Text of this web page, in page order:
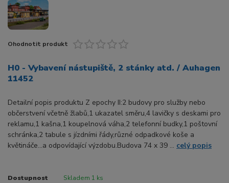
Ohodnotit produkt
H0 - Vybavení nástupiště, 2 stánky atd. / Auhagen
11452
Detailní popis produktu Z epochy II:2 budovy pro služby nebo
občerstvení včetně žlabů,1 ukazatel směru,4 lavičky s deskami pro
reklamu,1 kašna,1 koupelnová váha,2 telefonní budky,1 poštovní
schránka,2 tabule s jízdními řády,různé odpadkové koše a
květináče...a odpovídající výzdobu.Budova 74 x 39 ... celý popis
Dostupnost Skladem 1 ks